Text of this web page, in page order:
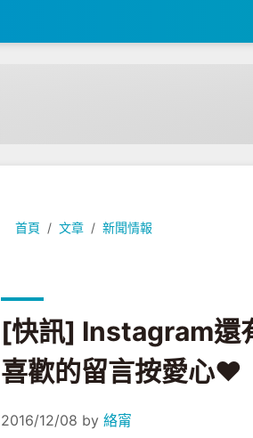
首頁 文章 新聞情報
[快訊] Instagram還有什麼新功能你不
[快訊] Instagram還
喜歡的留言按愛心♥
2016/12/08 by 絡甯